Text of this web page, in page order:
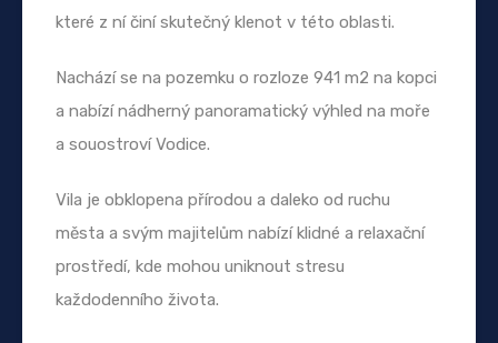
které z ní činí skutečný klenot v této oblasti.
Nachází se na pozemku o rozloze 941 m2 na kopci
a nabízí nádherný panoramatický výhled na moře
a souostroví Vodice.
Vila je obklopena přírodou a daleko od ruchu
města a svým majitelům nabízí klidné a relaxační
prostředí, kde mohou uniknout stresu
každodenního života.